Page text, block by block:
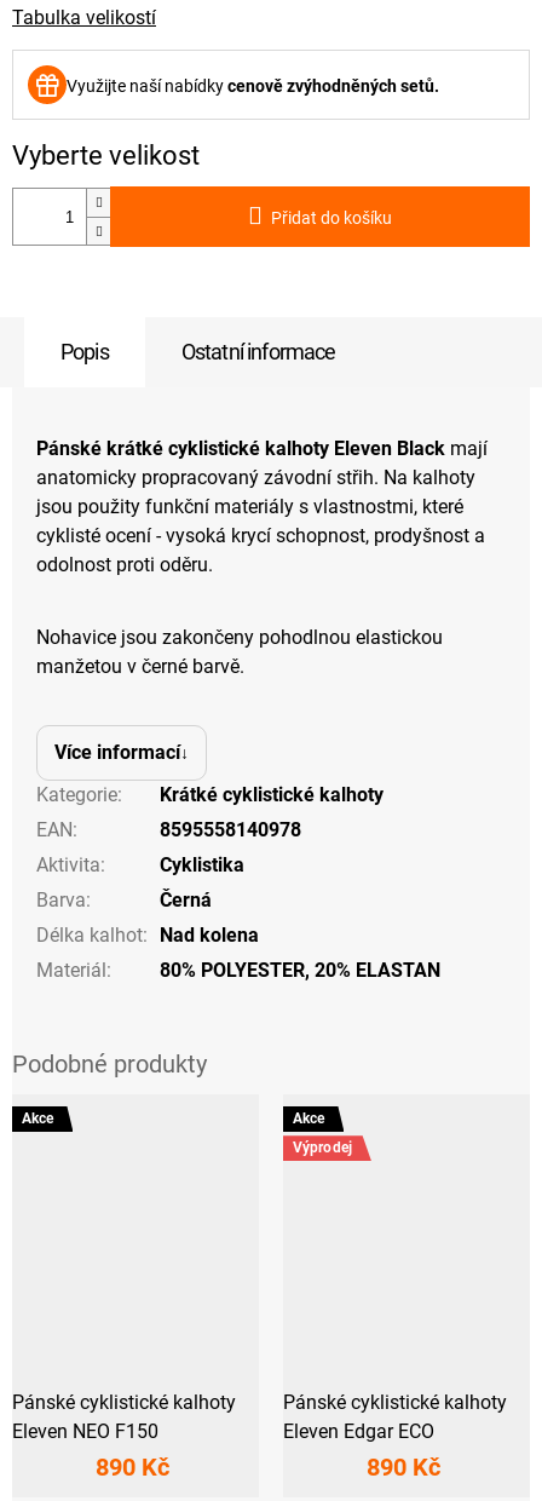
Tabulka velikostí
Přidat do košíku
Využijte naší nabídkycenově zvýhodněných setů.
Popis Ostatní informace
Pánské krátké cyklistické kalhoty Eleven Black mají
anatomicky propracovaný závodní střih. Na kalhoty
jsou použity funkční materiály s vlastnostmi, které
cyklisté ocení - vysoká krycí schopnost, prodyšnost a
odolnost proti oděru.
Nohavice jsou zakončeny pohodlnou elastickou
manžetou v černé barvě.
Více informací
Kategorie:
Krátké cyklistické kalhoty
EAN:
8595558140978
Aktivita:
Cyklistika
Barva:
Černá
Délka kalhot:
Nad kolena
Materiál: 80% POLYESTER, 20% ELASTAN
Akce
Pánské cyklistické kalhoty
Eleven NEO F150
890 Kč
Akce
Výprodej
Pánské cyklistické kalhoty
Eleven Edgar ECO
890 Kč